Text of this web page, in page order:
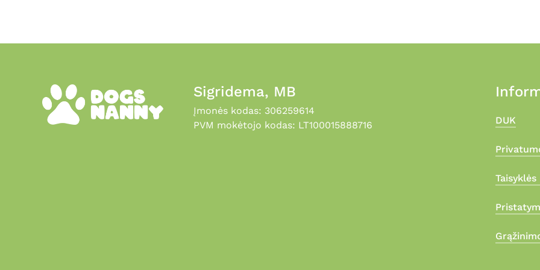
Sigridema, MB
Įmonės kodas: 306259614
PVM mokėtojo kodas: LT100015888716
DUK